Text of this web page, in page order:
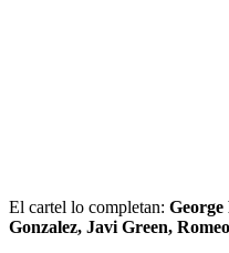
El cartel lo completan:
Gonzalez, Javi Green,